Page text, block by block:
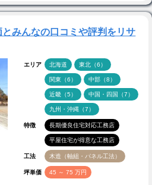
みんなの口コミや評判をリサ
エリア 北海道 東北（6）
関東（6） 中部（8）
近畿（5） 中国・四国（7）
九州・沖縄（7）
特徴 長期優良住宅対応工務店
平屋住宅が得意な工務店
工法 木造（軸組・パネル工法）
坪単価 45 ～ 75 万円